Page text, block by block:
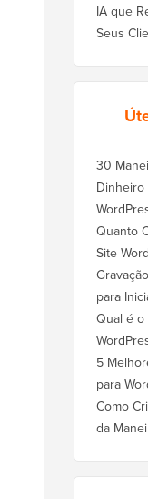
IA que
Seus
30
Quanto
Site
para
Qual é o
5
para
Como
da